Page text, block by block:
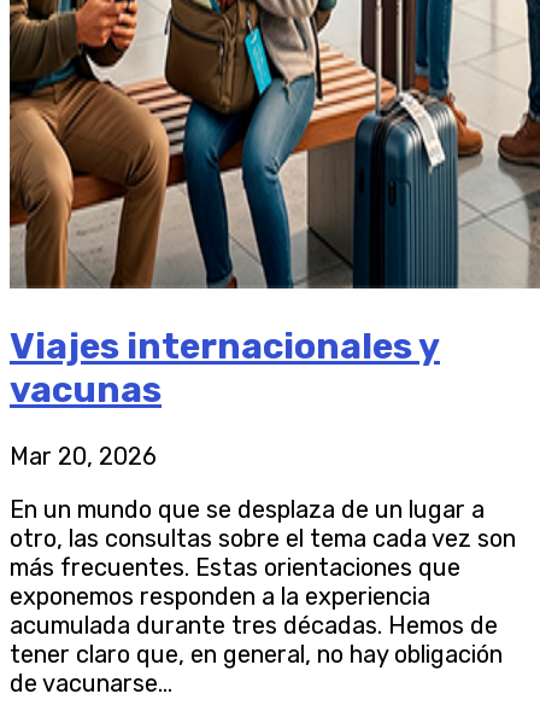
Viajes internacionales y
vacunas
Mar 20, 2026
En un mundo que se desplaza de un lugar a
otro, las consultas sobre el tema cada vez son
más frecuentes. Estas orientaciones que
exponemos responden a la experiencia
acumulada durante tres décadas. Hemos de
tener claro que, en general, no hay obligación
de vacunarse...